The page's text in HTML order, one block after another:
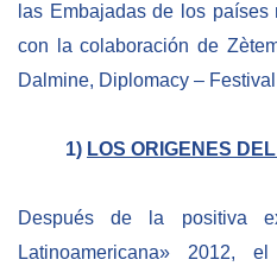
NEWSLETTER
las Embajadas de los
con la colaboración de
Dalmine, Diplomacy –
1) LOS ORIGENES
Después de la positiva
Latinoamericana» 2012,